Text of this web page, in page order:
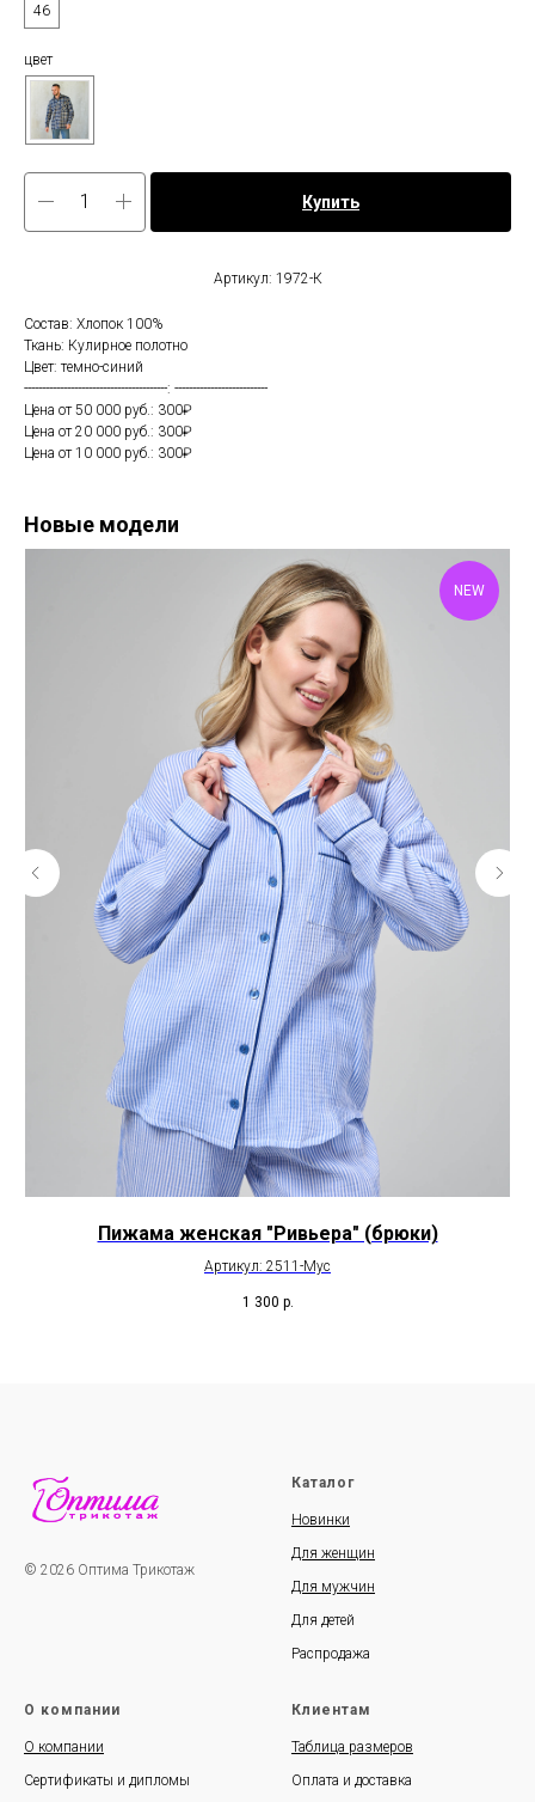
46
цвет
Купить
Артикул: 1972-К
Состав: Хлопок 100%
Ткань: Кулирное полотно
Цвет: темно-синий
----------------------------------------: --------------------------
Цена от 50 000 руб.: 300₽
Цена от 20 000 руб.: 300₽
Цена от 10 000 руб.: 300₽
Новые модели
NEW
Пижама женская "Ривьера" (брюки)
Артикул: 2511-Мус
1 300 р.
© 2026 Оптима Трикотаж
Каталог
Новинки
Для женщин
Для мужчин
Для детей
Распродажа
О компании
О компании
Сертификаты и дипломы
Клиентам
Таблица размеров
Оплата и доставка